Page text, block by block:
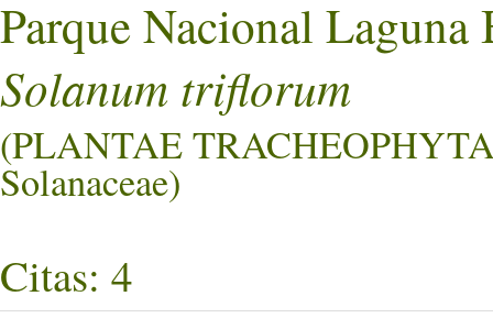
Parque Nacional Laguna
Solanum triflorum
(PLANTAE
Solanaceae)
Citas: 4